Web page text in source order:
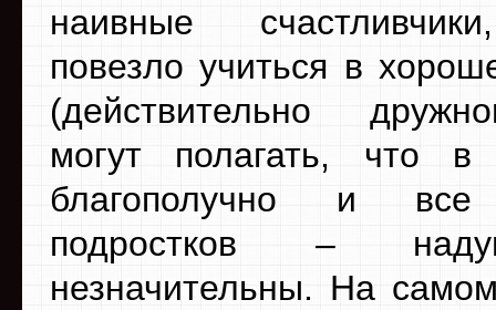
наивные
повезло учиться в
(действительно
могут полагать, что
благополучно и все
подростков –
незначительны. На